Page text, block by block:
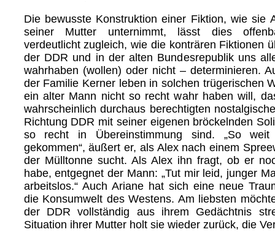
Die bewusste Konstruktion einer Fiktion, wie sie
seiner Mutter unternimmt, lässt dies
verdeutlicht zugleich, wie die konträren Fiktionen
der DDR und in der alten Bundesrepublik uns
wahrhaben (wollen) oder nicht – determinieren.
der Familie Kerner leben in solchen trügerischen
ein alter Mann nicht so recht wahr haben will,
wahrscheinlich durchaus berechtigten
Richtung DDR mit seiner eigenen bröckelnden
so recht in Übereinstimmung sind. „So
gekommen“, äußert er, als Alex nach einem
der Mülltonne sucht. Als Alex ihn fragt, ob er
habe, entgegnet der Mann: „Tut mir leid, junger
arbeitslos.“ Auch Ariane hat sich eine neue
die Konsumwelt des Westens. Am liebsten
der DDR vollständig aus ihrem Gedächtnis
Situation ihrer Mutter holt sie wieder zurück, die